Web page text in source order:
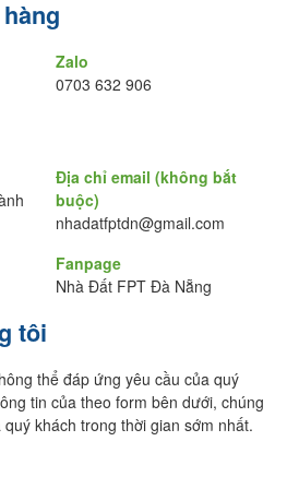
Zalo
0703 632 906
Địa chỉ email (không bắt
buộc)
nhadatfptdn@gmail.com
Fanpage
Nhà Đất FPT Đà Nẵng
tôi
thể đáp ứng yêu cầu của quý
tin của theo form bên dưới, chúng
khách trong thời gian sớm nhất.